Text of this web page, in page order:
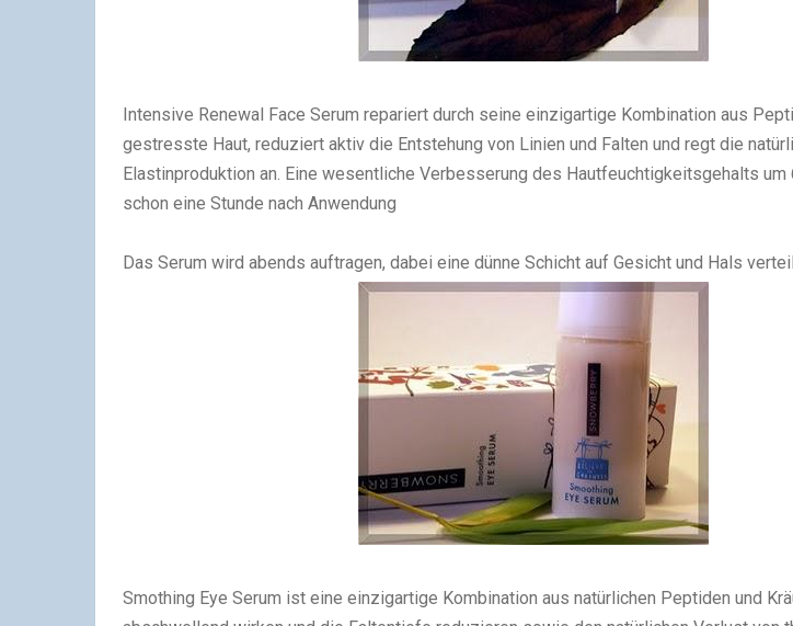
Intensive Renewal Face Serum repariert durch seine einzigartige Kombination aus
gestresste Haut, reduziert aktiv die Entstehung von Linien und Falten und regt die
Elastinproduktion an. Eine wesentliche Verbesserung des Hautfeuchtigkeitsgehalts um
schon eine Stunde nach Anwendung
Das Serum wird abends auftragen, dabei eine dünne Schicht auf Gesicht und Hals
Smothing Eye Serum ist eine einzigartige Kombination aus natürlichen Peptiden und